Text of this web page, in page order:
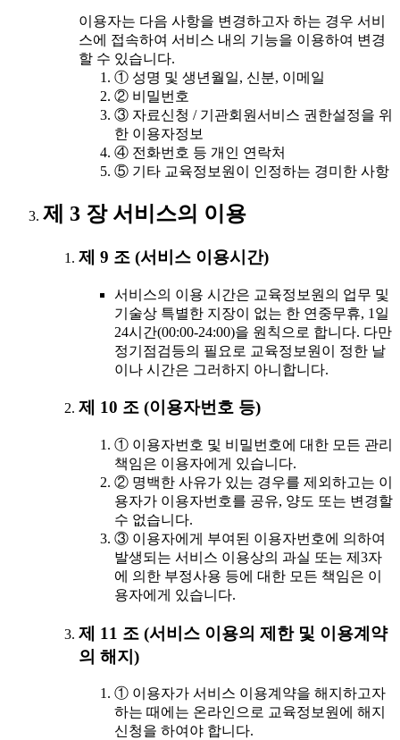
이용자는 다음 사항을 변경하고자 하는 경우 서비
스에 접속하여 서비스 내의 기능을 이용하여 변경
할 수 있습니다.
① 성명 및 생년월일, 신분, 이메일
② 비밀번호
③ 자료신청 / 기관회원서비스 권한설정을 위
한 이용자정보
④ 전화번호 등 개인 연락처
⑤ 기타 교육정보원이 인정하는 경미한 사항
제 3 장 서비스의 이용
제 9 조 (서비스 이용시간)
서비스의 이용 시간은 교육정보원의 업무 및
기술상 특별한 지장이 없는 한 연중무휴, 1일
24시간(00:00-24:00)을 원칙으로 합니다. 다만
정기점검등의 필요로 교육정보원이 정한 날
이나 시간은 그러하지 아니합니다.
제 10 조 (이용자번호 등)
① 이용자번호 및 비밀번호에 대한 모든 관리
책임은 이용자에게 있습니다.
② 명백한 사유가 있는 경우를 제외하고는 이
용자가 이용자번호를 공유, 양도 또는 변경할
수 없습니다.
③ 이용자에게 부여된 이용자번호에 의하여
발생되는 서비스 이용상의 과실 또는 제3자
에 의한 부정사용 등에 대한 모든 책임은 이
용자에게 있습니다.
제 11 조 (서비스 이용의 제한 및 이용계약
의 해지)
① 이용자가 서비스 이용계약을 해지하고자
하는 때에는 온라인으로 교육정보원에 해지
신청을 하여야 합니다.